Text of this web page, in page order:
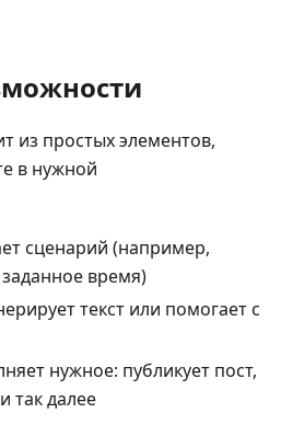
из простых элементов,
в нужной
сценарий (например,
время)
текст или помогает с
нужное: публикует пост,
так далее